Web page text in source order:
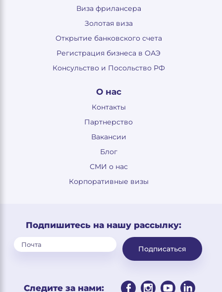
Виза фрилансера
Золотая виза
Открытие банковского счета
Регистрация бизнеса в ОАЭ
Консульство и Посольство РФ
О нас
Контакты
Партнерство
Вакансии
Блог
СМИ о нас
Корпоративные визы
Подпишитесь на нашу рассылку:
Подписаться
Следите за нами: